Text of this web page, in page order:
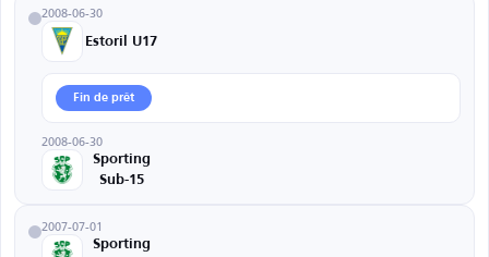
2008-06-30
Estoril U17
Fin de prêt
2008-06-30
Sporting
Sub-15
2007-07-01
Sporting